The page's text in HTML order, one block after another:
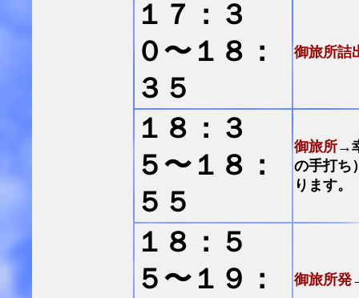
１７：３
０〜１８：
３５
御旅所詰
１８：３
５〜１８：
５５
御旅所→
の手打ち
ります。
１８：５
５〜１９：
御旅所発